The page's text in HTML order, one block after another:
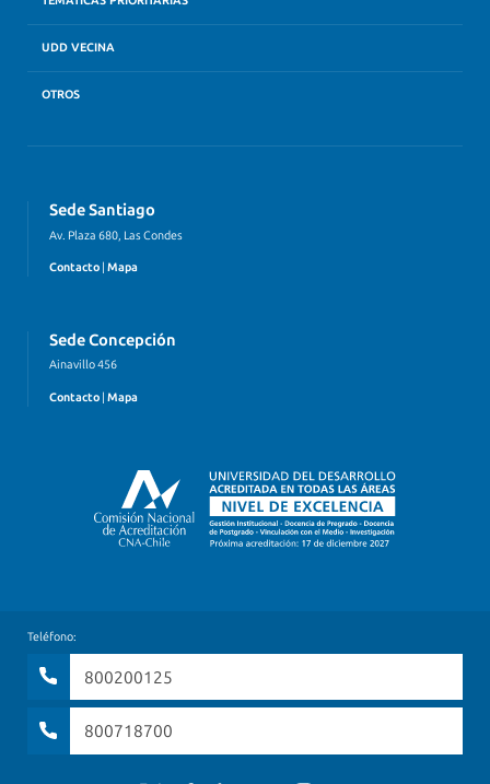
UDD VECINA
OTROS
Sede Santiago
Av. Plaza 680, Las Condes
Contacto | Mapa
Sede Concepción
Ainavillo 456
Contacto | Mapa
Teléfono:
800200125
800718700